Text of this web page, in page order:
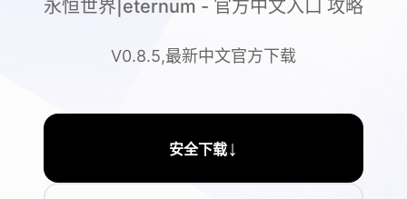
永恒世界|eternum - 官方中文入口 攻略
V0.8.5,最新中文官方下载
安全下载↓